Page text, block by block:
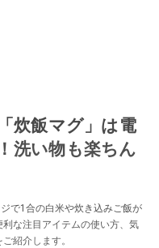
炊飯マグ」は電
洗い物も楽ちん
で1合の白米や炊き込みご飯が
な注目アイテムの使い方、気
紹介します。